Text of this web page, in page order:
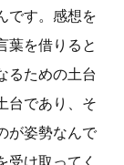
です。感想を
葉を借りると
るための土台
台であり、そ
が姿勢なんで
受け取ってく